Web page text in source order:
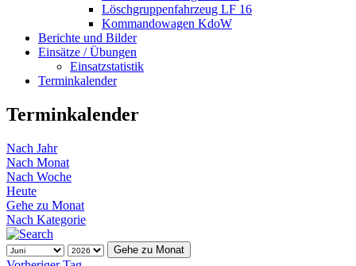
Löschgruppenfahrzeug LF 16
Kommandowagen KdoW
Berichte und Bilder
Einsätze / Übungen
Einsatzstatistik
Terminkalender
Terminkalender
Nach Jahr
Nach Monat
Nach Woche
Heute
Gehe zu Monat
Nach Kategorie
Gehe zu Monat